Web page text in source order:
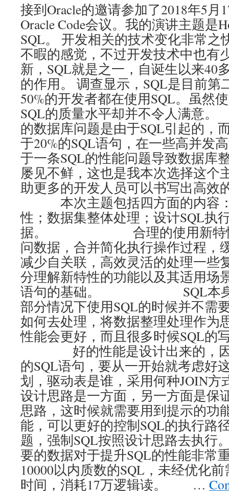
接到Oracle的邀请参加了2018年5月
Oracle Code会议。我的演讲主题是
SQL。 开发相关的技术变化非常之
不暇的感觉，不过开发技术中也有
新，SQL就是之一，自诞生以来40
的作用。 调查显示，SQL是目前第
50%的开发者都在使用SQL。虽然
SQL的质量水平却并不令人满
的数据库问题是由于SQL引起的，
于20%的SQL语句，在一些高并发
于一条SQL的性能问题导致数据库
屡见不鲜，这也是我本次选择这个
助更多的开发人员可以书写出
本次主题包括四方面的内容：
性；数据集整体处理；设计SQL执
据。 合理的使用新特性，
问数据，合并简化执行操作过程，
减少自关联，高效灵活的处理一些
分理解新特性的功能以及其适用场
语句的基础。 SQL本身是
部分情况下使用SQL的时候并不需
如何去处理，将数据整理处理作为
性能会更好，而且很多时候SQL的
好的性能是设计出来的，因
的SQL语句，要从一开始就考虑好
划，驱动表是谁，采用何种JOIN方
设计思路是一方面，另一方面是保
思路，这时候就需要用到提示的功
能，可以更好的控制SQL的执行路
题，强制SQL按照设计思路
要的数据对于提升SQL的性能非常
10000以内质数的SQL，未经优化
时间，消耗17万逻辑读。 …